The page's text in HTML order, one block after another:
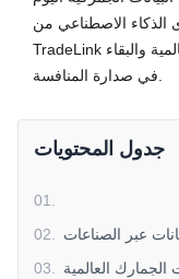
الذكاء الاصطناعي من
TradeLink لاتخاذ قرارات أكثر ذكاء وتحسين عملياتك العالمية والبقاء
في صدارة المنافسة.
جدول المحتويات
01
02
عبر الصناعات
03
الجمارك العالمية